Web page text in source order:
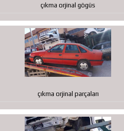
çıkma orjinal gögüs
çıkma orjinal parçaları